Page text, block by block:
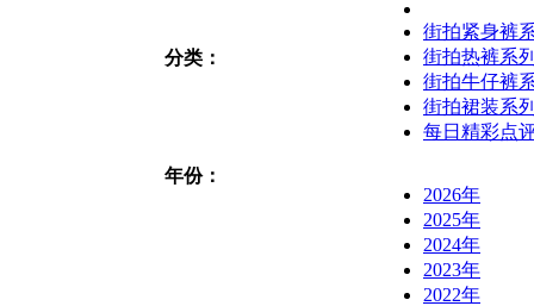
分类：
街拍紧身裤
街拍热裤系
街拍牛仔裤
街拍裙装系
每日精彩点
年份：
2026年
2025年
2024年
2023年
2022年